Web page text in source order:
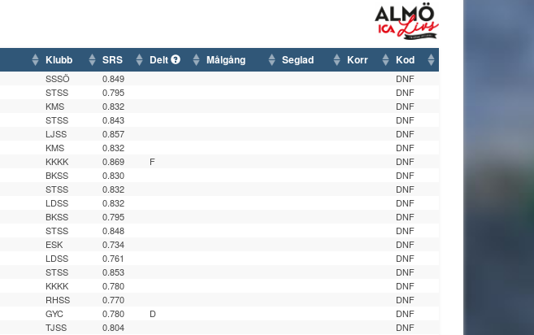
Klubb SRS Delt Målgång Seglad Korr Kod
SSSÖ 0.849
DNF
STSS 0.795
DNF
KMS 0.832
DNF
STSS 0.843
DNF
LJSS 0.857
DNF
KMS 0.832
DNF
KKKK 0.869 F
DNF
BKSS 0.830
DNF
STSS 0.832
DNF
LDSS 0.832
DNF
BKSS 0.795
DNF
STSS 0.848
DNF
ESK 0.734
DNF
LDSS 0.761
DNF
STSS 0.853
DNF
KKKK 0.780
DNF
RHSS 0.770
DNF
GYC 0.780 D
DNF
TJSS 0.804
DNF